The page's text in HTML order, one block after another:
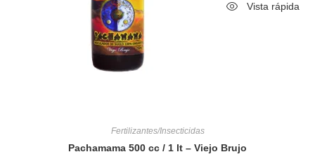
Vista rápida
Fertilizantes/Insecticidas
Pachamama 500 cc / 1 lt – Viejo Brujo